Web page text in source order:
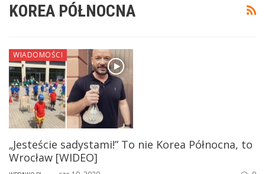
KOREA PÓŁNOCNA
WIADOMOŚCI
„Jesteście sadystami!” To nie Korea Północna, to
Wrocław [WIDEO]